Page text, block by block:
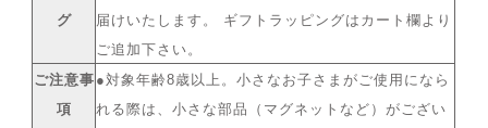
グ
届けいたします。 ギフトラッピングはカート欄より
ご追加下さい。
ご注意事
項
●対象年齢8歳以上。小さなお子さまがご使用になら
れる際は、小さな部品（マグネットなど）がござい